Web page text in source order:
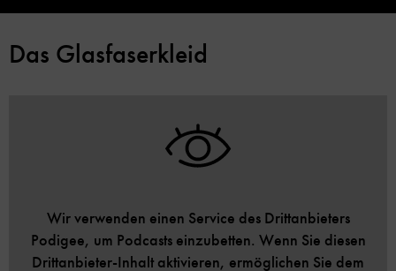
Das Glasfaserkleid
Wir verwenden einen Service des Drittanbieters
Podigee, um Podcasts einzubetten. Wenn Sie diesen
Drittanbieter-Inhalt aktivieren, ermöglichen Sie dem